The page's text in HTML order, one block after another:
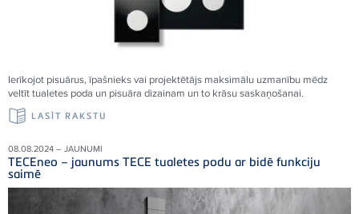
Ierīkojot pisuārus, īpašnieks vai projektētājs maksimālu uzmanību mēdz
veltīt tualetes poda un pisuāra dizainam un to krāsu saskaņošanai.
LASĪT RAKSTU
08.08.2024 – JAUNUMI
TECEneo – jaunums TECE tualetes podu ar bidē funkciju
saimē